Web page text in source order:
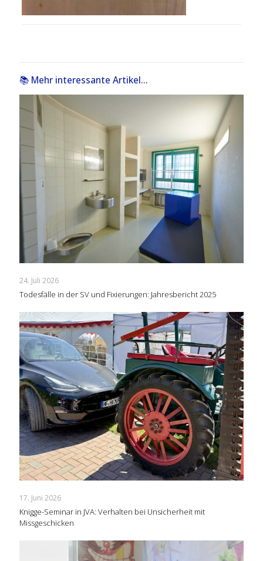
📚 Mehr interessante Artikel...
24. Juli 2026
Todesfälle in der SV und Fixierungen: Jahresbericht 2025
17. Juni 2026
Knigge-Seminar in JVA: Verhalten bei Unsicherheit mit
Missgeschicken